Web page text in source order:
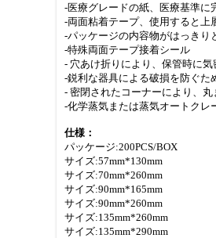
-医療グレードの紙、医療基準に
-両面粘着テープ、使用すると上
-パッケージの内容物がはっきり
-特殊両面テープ接着シール
- 穴あけ折りにより、保管時に気
-鋭利な器具による破損を防ぐた
- 密閉されたコーナーにより、
-化学蒸気または蒸気オートクレ
仕様：
パッケージ:200PCS/BOX
サイズ:57mm*130mm
サイズ:70mm*260mm
サイズ:90mm*165mm
サイズ:90mm*260mm
サイズ:135mm*260mm
サイズ:135mm*290mm